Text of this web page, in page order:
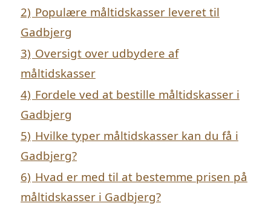
2) Populære måltidskasser leveret til
Gadbjerg
3) Oversigt over udbydere af
måltidskasser
4) Fordele ved at bestille måltidskasser i
Gadbjerg
5) Hvilke typer måltidskasser kan du få i
Gadbjerg?
6) Hvad er med til at bestemme prisen på
måltidskasser i Gadbjerg?